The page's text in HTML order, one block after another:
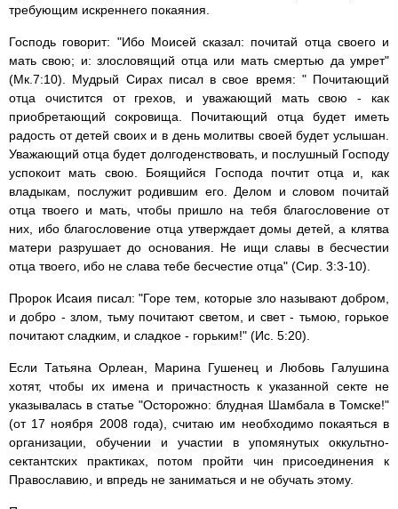
требующим искреннего покаяния.
Господь говорит: "Ибо Моисей сказал: почитай отца своего и
мать свою; и: злословящий отца или мать смертью да умрет"
(Мк.7:10). Мудрый Сирах писал в свое время: " Почитающий
отца очистится от грехов, и уважающий мать свою - как
приобретающий сокровища. Почитающий отца будет иметь
радость от детей своих и в день молитвы своей будет услышан.
Уважающий отца будет долгоденствовать, и послушный Господу
успокоит мать свою. Боящийся Господа почтит отца и, как
владыкам, послужит родившим его. Делом и словом почитай
отца твоего и мать, чтобы пришло на тебя благословение от
них, ибо благословение отца утверждает домы детей, а клятва
матери разрушает до основания. Не ищи славы в бесчестии
отца твоего, ибо не слава тебе бесчестие отца" (Сир. 3:3-10).
Пророк Исаия писал: "Горе тем, которые зло называют добром,
и добро - злом, тьму почитают светом, и свет - тьмою, горькое
почитают сладким, и сладкое - горьким!" (Ис. 5:20).
Если Татьяна Орлеан, Марина Гушенец и Любовь Галушина
хотят, чтобы их имена и причастность к указанной секте не
указывалась в статье "Осторожно: блудная Шамбала в Томске!"
(от 17 ноября 2008 года), считаю им необходимо покаяться в
организации, обучении и участии в упомянутых оккультно-
сектантских практиках, потом пройти чин присоединения к
Православию, и впредь не заниматься и не обучать этому.